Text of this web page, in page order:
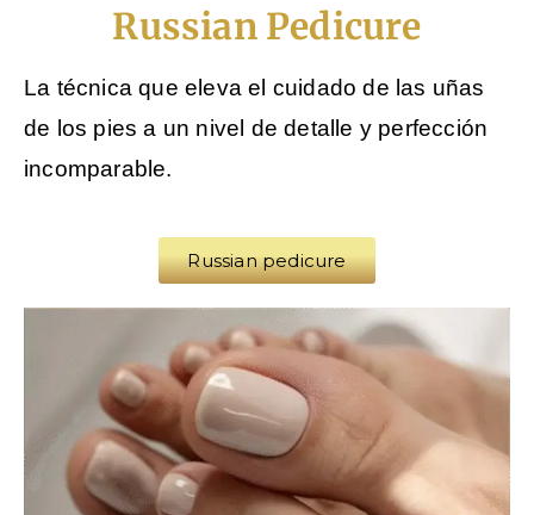
Russian Pedicure
La técnica que eleva el cuidado de las uñas
de los pies a un nivel de detalle y perfección
incomparable.
Russian pedicure